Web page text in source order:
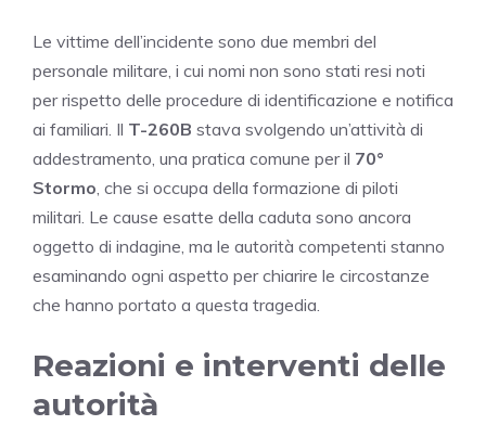
Le vittime dell’incidente sono due membri del
personale militare, i cui nomi non sono stati resi noti
per rispetto delle procedure di identificazione e notifica
ai familiari. Il T-260B stava svolgendo un’attività di
addestramento, una pratica comune per il 70°
Stormo, che si occupa della formazione di piloti
militari. Le cause esatte della caduta sono ancora
oggetto di indagine, ma le autorità competenti stanno
esaminando ogni aspetto per chiarire le circostanze
che hanno portato a questa tragedia.
Reazioni e interventi delle
autorità